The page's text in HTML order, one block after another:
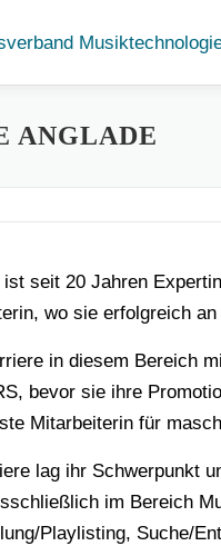
ANGLADE
ist seit 20 Jahren
wo sie erfolgreich
in diesem Bereich
bevor sie ihre
Mitarbeiterin für
lag ihr Schwerpunkt
im Bereich
Playlisting, Suche/